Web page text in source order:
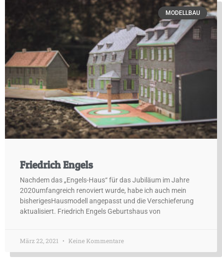
MODELLBAU
Friedrich Engels
Nachdem das „Engels-Haus“ für das Jubiläum im Jahre
2020umfangreich renoviert wurde, habe ich auch mein
bisherigesHausmodell angepasst und die Verschieferung
aktualisiert. Friedrich Engels Geburtshaus von
März 22, 2021 Keine Kommentare